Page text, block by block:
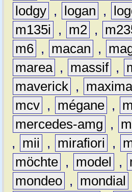
lodgy , logan ,
m135i
, m2 ,
m6 , macan ,
marea , massif ,
maverick ,
mcv , mégane ,
mercedes-amg
,
,
mii , mirafiori ,
möchte , model ,
mondeo , mondial